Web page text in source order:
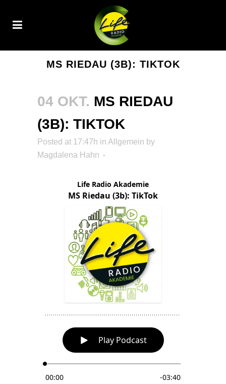
MS RIEDAU (3B): TIKTOK
04 OKT. MS RIEDAU
(3B): TIKTOK
Posted at 17:47h in Allgemein by
Magdalena Hahn